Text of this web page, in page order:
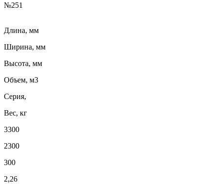
№251
Длина, мм
Ширина, мм
Высота, мм
Объем, м3
Серия,
Вес, кг
3300
2300
300
2,26